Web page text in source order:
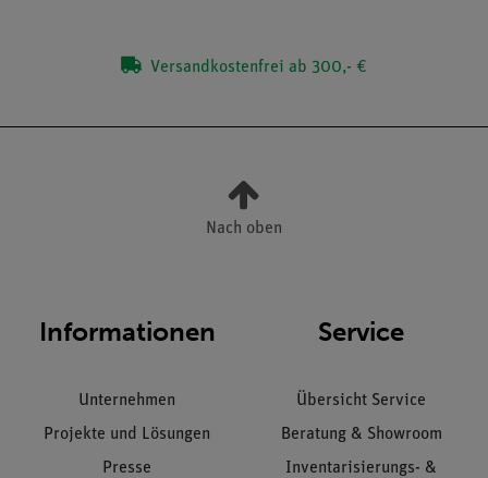
Versandkostenfrei ab 300,- €
Nach oben
Informationen
Unternehmen
Projekte und Lösungen
Presse
Service
Übersicht Service
Beratung & Showroom
Inventarisierungs- &